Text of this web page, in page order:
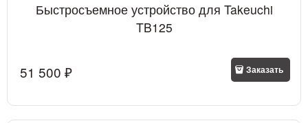
Быстросъемное устройство для Takeuchi
TB125
51 500 ₽ Заказать